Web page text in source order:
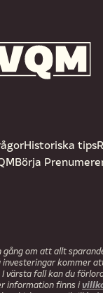
Historiska tips
Börja
gång om att allt
investeringar kommer
I värsta fall kan du
information finns i